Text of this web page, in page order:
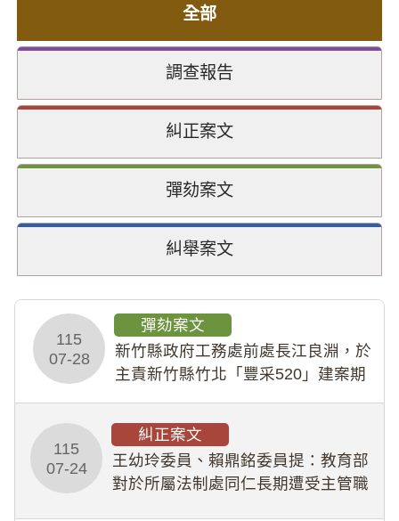
全部
調查報告
糾正案文
彈劾案文
糾舉案文
115
07-28
彈劾案文
新竹縣政府工務處前處長江良淵，於
主責新竹縣竹北「豐采520」建案期
幣1,483萬餘元，並長期收受建商餽
贈；復罔顧公共安全，圖利默許建商
於停工期間
115
07-24
糾正案文
王幼玲委員、賴鼎銘委員提：教育部
對於所屬法制處同仁長期遭受主管職